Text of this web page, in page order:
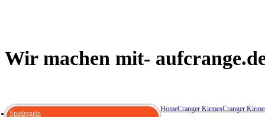
Wirmachen mit-
HomeCranger KirmesCranger
Spielregeln